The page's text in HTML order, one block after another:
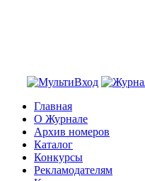
Главная
О Журнале
Архив номеров
Каталог
Конкурсы
Рекламодателям